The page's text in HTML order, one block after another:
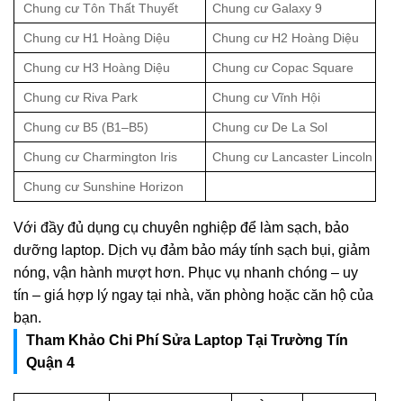
Chung cư Tôn Thất Thuyết Chung cư Galaxy 9
Chung cư H1 Hoàng Diệu Chung cư H2 Hoàng Diệu
Chung cư H3 Hoàng Diệu Chung cư Copac Square
Chung cư Riva Park Chung cư Vĩnh Hội
Chung cư B5 (B1–B5) Chung cư De La Sol
Chung cư Charmington Iris Chung cư Lancaster Lincoln
Chung cư Sunshine Horizon
Với đầy đủ dụng cụ chuyên nghiệp để làm sạch, bảo
dưỡng laptop. Dịch vụ đảm bảo máy tính sạch bụi, giảm
nóng, vận hành mượt hơn. Phục vụ nhanh chóng – uy
tín – giá hợp lý ngay tại nhà, văn phòng hoặc căn hộ của
bạn.
Tham Khảo Chi Phí Sửa Laptop Tại Trường Tín
Quận 4